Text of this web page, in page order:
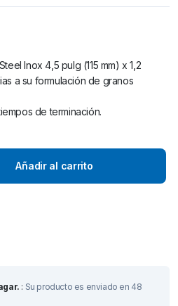
Inox 4,5 pulg (115 mm) x 1,2
a su formulación de granos
de terminación.
Añadir al carrito
: Su producto es enviado en 48